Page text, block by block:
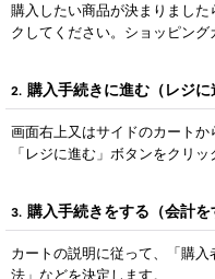
購入したい商品が決まりまし
クしてください。ショッピング
2. 購入手続きに進む（レジに
画面右上又はサイドのカート
「レジに進む」ボタンをクリッ
3. 購入手続きをする（会計を
カートの説明に従って、「購
法」などを決定します。